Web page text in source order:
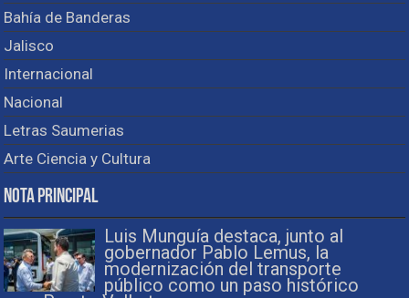
Bahía de Banderas
Jalisco
Internacional
Nacional
Letras Saumerias
Arte Ciencia y Cultura
Nota Principal
Luis Munguía destaca, junto al
gobernador Pablo Lemus, la
modernización del transporte
público como un paso histórico